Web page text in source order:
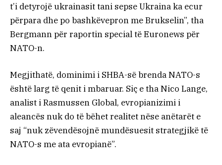
t’i detyrojë ukrainasit tani sepse Ukraina ka ecur
përpara dhe po bashkëvepron me Brukselin”, tha
Bergmann për raportin special të Euronews për
NATO-n.
Megjithatë, dominimi i SHBA-së brenda NATO-s
është larg të qenit i mbaruar. Siç e tha Nico Lange,
analist i Rasmussen Global, evropianizimi i
aleancës nuk do të bëhet realitet nëse anëtarët e
saj “nuk zëvendësojnë mundësuesit strategjikë të
NATO-s me ata evropianë”.